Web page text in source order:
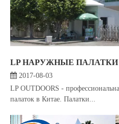
LP НАРУЖНЫЕ ПАЛАТКИ
2017-08-03
LP OUTDOORS -
палаток в Китае. Палатки...